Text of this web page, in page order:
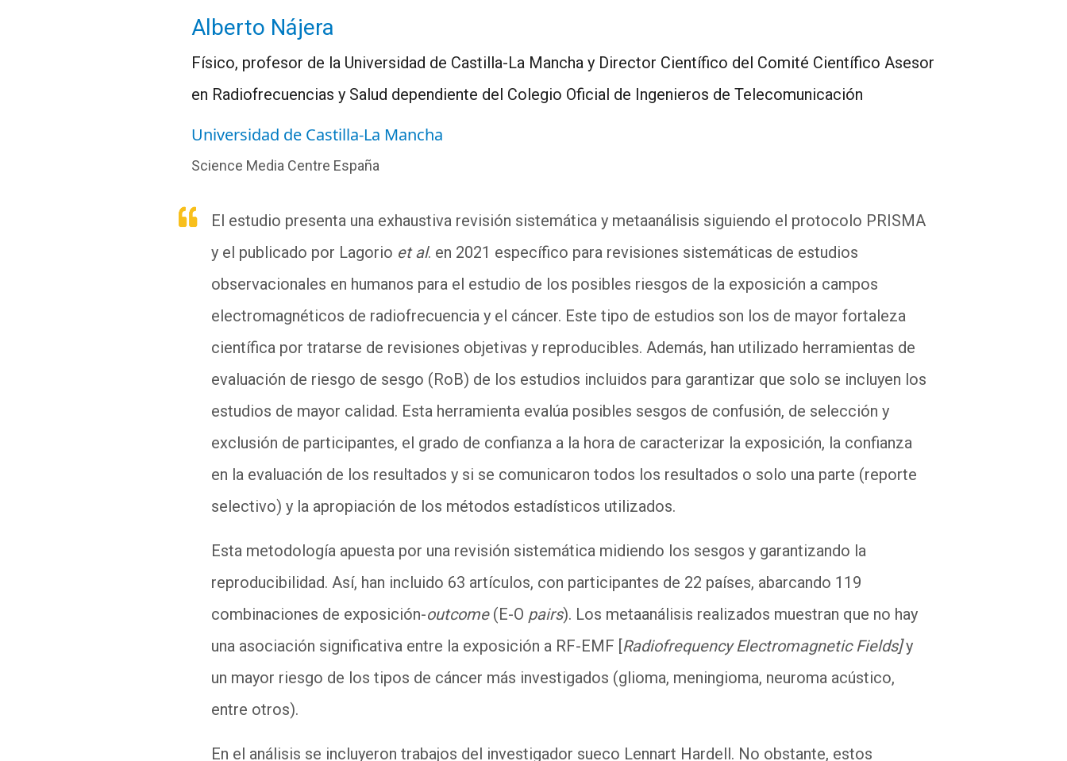
Alberto Nájera
Físico, profesor de la Universidad de Castilla-La Mancha y Director Científico del Comité Científico Asesor
en Radiofrecuencias y Salud dependiente del Colegio Oficial de Ingenieros de Telecomunicación
Universidad de Castilla-La Mancha
Science Media Centre España
El estudio presenta una exhaustiva revisión sistemática y metaanálisis siguiendo el protocolo PRISMA
y el publicado por Lagorio et al. en 2021 específico para revisiones sistemáticas de estudios
observacionales en humanos para el estudio de los posibles riesgos de la exposición a campos
electromagnéticos de radiofrecuencia y el cáncer. Este tipo de estudios son los de mayor fortaleza
científica por tratarse de revisiones objetivas y reproducibles. Además, han utilizado herramientas de
evaluación de riesgo de sesgo (RoB) de los estudios incluidos para garantizar que solo se incluyen los
estudios de mayor calidad. Esta herramienta evalúa posibles sesgos de confusión, de selección y
exclusión de participantes, el grado de confianza a la hora de caracterizar la exposición, la confianza
en la evaluación de los resultados y si se comunicaron todos los resultados o solo una parte (reporte
selectivo) y la apropiación de los métodos estadísticos utilizados.
Esta metodología apuesta por una revisión sistemática midiendo los sesgos y garantizando la
reproducibilidad. Así, han incluido 63 artículos, con participantes de 22 países, abarcando 119
combinaciones de exposición-outcome (E-O pairs). Los metaanálisis realizados muestran que no hay
una asociación significativa entre la exposición a RF-EMF [Radiofrequency Electromagnetic Fields] y
un mayor riesgo de los tipos de cáncer más investigados (glioma, meningioma, neuroma acústico,
entre otros).
En el análisis se incluyeron trabajos del investigador sueco Lennart Hardell. No obstante, estos